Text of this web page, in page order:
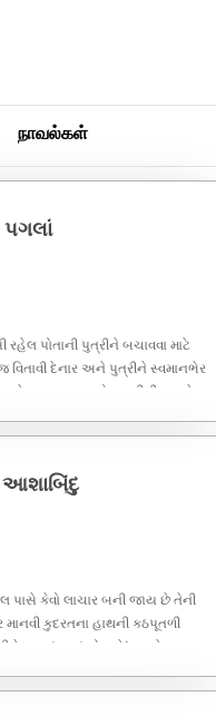
நாவல்கள்
રહેલ પોતાની પુત્રીને બચાવવા માટે
દેનાર અને પુત્રીને સ્વમાનભેર
બનાવનાર એક નારીની વાત છે.
પાસે કેવો લાચાર બની જાય છે તેની
કુદરતના હાથની કઠપૂતળી
નાચવું પડતું હોય છે! ક્યારેક